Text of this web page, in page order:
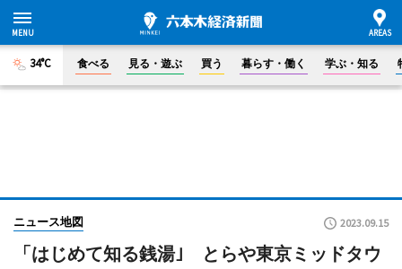
34°C 食べる 見る・遊ぶ 買う 暮らす・働く 学ぶ・知る
ニュース地図 2023.09.15
「はじめて知る銭湯｣ とらや東京ミッドタウ